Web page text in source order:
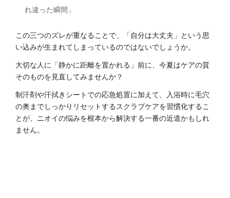
れ違った瞬間」
この三つのズレが重なることで、「自分は大丈夫」という思
い込みが生まれてしまっているのではないでしょうか。
大切な人に「静かに距離を置かれる」前に、今夏はケアの質
そのものを見直してみませんか？
制汗剤や汗拭きシートでの応急処置に加えて、入浴時に毛穴
の奥までしっかりリセットするスクラブケアを習慣化するこ
とが、ニオイの悩みを根本から解決する一番の近道かもしれ
ません。